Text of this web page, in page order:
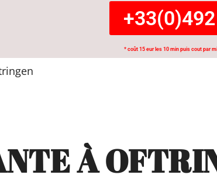
* coût 15 eur les 10 min puis cout par
À